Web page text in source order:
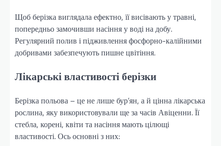
Щоб берізка виглядала ефектно, її висівають у травні,
попередньо замочивши насіння у воді на добу.
Регулярний полив і підживлення фосфорно-калійними
добривами забезпечують пишне цвітіння.
Лікарські властивості берізки
Берізка польова – це не лише бур’ян, а й цінна лікарська
рослина, яку використовували ще за часів Авіценни. Її
стебла, корені, квіти та насіння мають цілющі
властивості. Ось основні з них: